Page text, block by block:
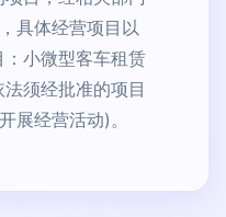
具体经营项目以
小微型客车租赁
须经批准的项目
展经营活动)。